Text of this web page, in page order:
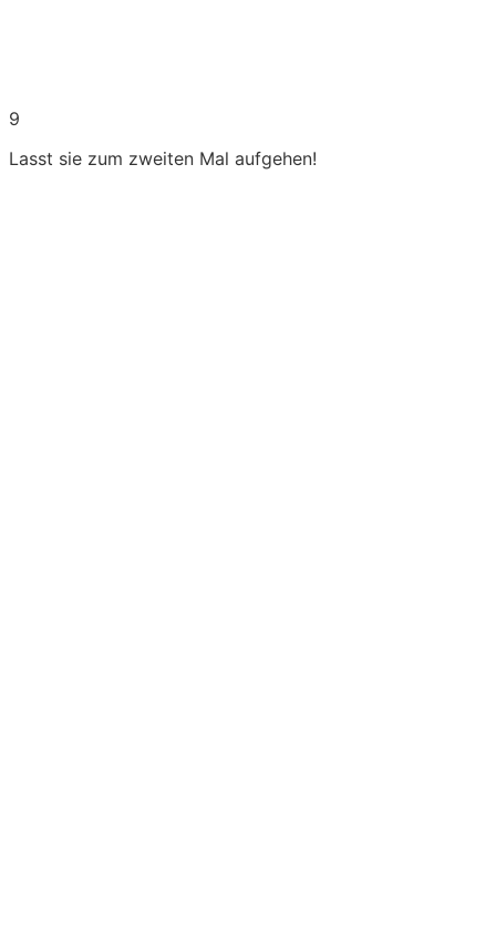
9
Lasst sie zum zweiten Mal aufgehen!